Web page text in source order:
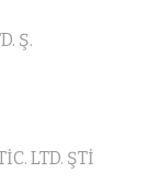
Ş.
LTD. ŞTİ